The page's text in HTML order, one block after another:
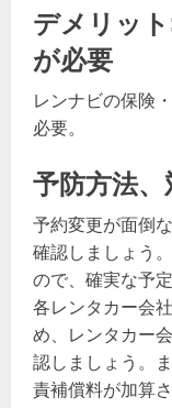
デメリッ
が必要
レンナビの保険
必要。
予防方法
予約変更が面倒
確認しましょう
ので、確実な予
各レンタカー会
め、レンタカー
認しましょう。
責補償料が加算